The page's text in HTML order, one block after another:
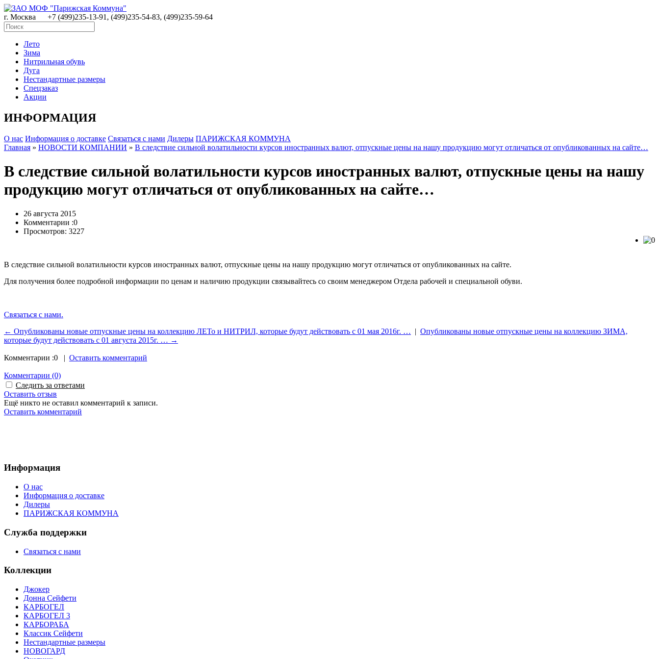
г. Москва +7 (499)235-13-91, (499)235-54-83, (499)235-59-64
Лето
Зима
Нитрильная обувь
Дуга
Нестандартные размеры
Спецзаказ
Акции
ИНФОРМАЦИЯ
О нас Информация о доставке Связаться с нами Дилеры ПАРИЖСКАЯ КОММУНА
Главная » НОВОСТИ КОМПАНИИ » В следствие сильной волатильности курсов иностранных валют, отпускные цены на нашу продукцию могут отличаться от опубликованных на сайте…
В следствие сильной волатильности курсов иностранных валют, отпускные цены на нашу
продукцию могут отличаться от опубликованных на сайте…
26 августа 2015
Комментарии :0
Просмотров: 3227
В следствие сильной волатильности курсов иностранных валют, отпускные цены на нашу продукцию могут отличаться от опубликованных на сайте.
Для получения более подробной информации по ценам и наличию продукции связывайтесь со своим менеджером Отдела рабочей и специальной обуви.
Связаться с нами.
← Опубликованы новые отпускные цены на коллекцию ЛЕТо и НИТРИЛ, которые будут действовать с 01 мая 2016г. … | Опубликованы новые отпускные цены на коллекцию ЗИМА,
которые будут действовать с 01 августа 2015г. … →
Комментарии :0 | Оставить комментарий
Комментарии (0)
Следить за ответами
Оставить отзыв
Ещё никто не оставил комментарий к записи.
Оставить комментарий
Информация
О нас
Информация о доставке
Дилеры
ПАРИЖСКАЯ КОММУНА
Служба поддержки
Связаться с нами
Коллекции
Джокер
Донна Сейфети
КАРБОГЕЛ
КАРБОГЕЛ 3
КАРБОРАБА
Классик Сейфети
Нестандартные размеры
НОВОГАРД